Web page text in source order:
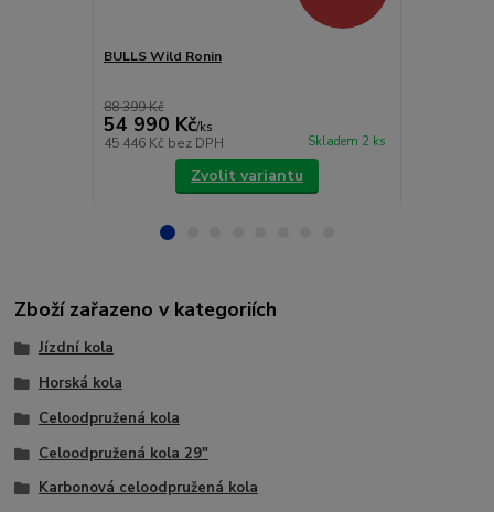
BULLS Wild Ronin
88 399 Kč
54 990 Kč/ks
45 446 Kč bez DPH Skladem 2 ks
Zvolit variantu
Zboží zařazeno v kategoriích
Jízdní kola
Horská kola
Celoodpružená kola
Celoodpružená kola 29"
Karbonová celoodpružená kola